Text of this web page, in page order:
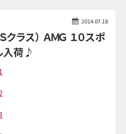
2014.07.18
クラス） ＡＭＧ １０スポ
入荷♪